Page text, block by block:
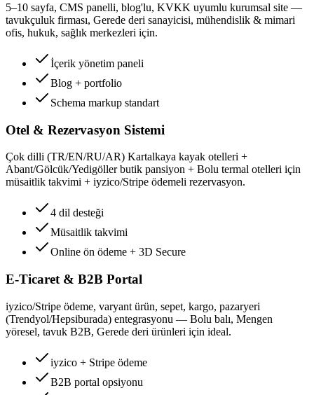
5–10 sayfa, CMS panelli, blog'lu, KVKK uyumlu kurumsal site —
tavukçuluk firması, Gerede deri sanayicisi, mühendislik & mimari
ofis, hukuk, sağlık merkezleri için.
İçerik yönetim paneli
Blog + portfolio
Schema markup standart
Otel & Rezervasyon Sistemi
Çok dilli (TR/EN/RU/AR) Kartalkaya kayak otelleri +
Abant/Gölcük/Yedigöller butik pansiyon + Bolu termal otelleri için
müsaitlik takvimi + iyzico/Stripe ödemeli rezervasyon.
4 dil desteği
Müsaitlik takvimi
Online ön ödeme + 3D Secure
E-Ticaret & B2B Portal
iyzico/Stripe ödeme, varyant ürün, sepet, kargo, pazaryeri
(Trendyol/Hepsiburada) entegrasyonu — Bolu balı, Mengen
yöresel, tavuk B2B, Gerede deri ürünleri için ideal.
iyzico + Stripe ödeme
B2B portal opsiyonu